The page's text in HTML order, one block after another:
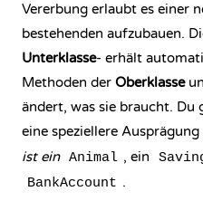
Vererbung erlaubt es einer
bestehenden aufzubauen.
Unterklasse- erhält
Methoden der Oberklasse
ändert, was sie braucht. Du
eine speziellere
ist ein Animal , ein
BankAccount .